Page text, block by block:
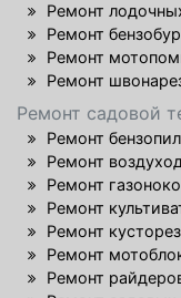
Ремонт
Ремонт
Ремонт
Ремонт
Ремонт садовой
Ремонт бензопил
Ремонт
Ремонт
Ремонт
Ремонт
Ремонт
Ремонт